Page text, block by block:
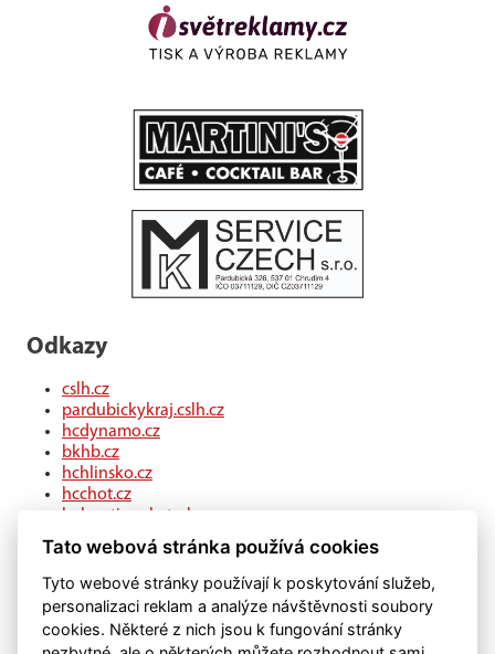
Odkazy
cslh.cz
pardubickykraj.cslh.cz
hcdynamo.cz
bkhb.cz
hchlinsko.cz
hcchot.cz
kohouti-ceskatrebova.cz
hcledec.cz
hclitomysl.cz
hcskutec.cz
hcslovan.com
hcchocen.cz
hcpolicka.com
Tato webová stránka používá cookies
Tyto webové stránky používají k poskytování služeb,
personalizaci reklam a analýze návštěvnosti soubory
cookies. Některé z nich jsou k fungování stránky